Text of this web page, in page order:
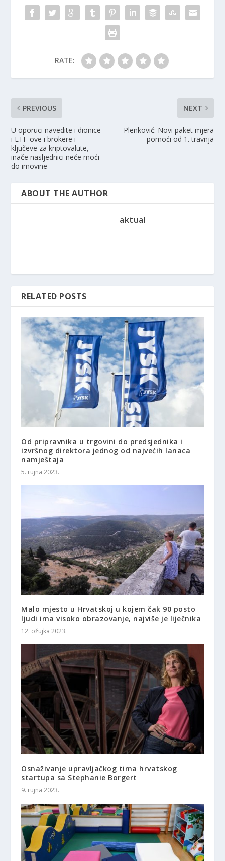
RATE:
PREVIOUS
U oporuci navedite i dionice
i ETF-ove i brokere i
ključeve za kriptovalute,
inače nasljednici neće moći
do imovine
NEXT
Plenković: Novi paket mjera
pomoći od 1. travnja
ABOUT THE AUTHOR
aktual
RELATED POSTS
Od pripravnika u trgovini do predsjednika i
izvršnog direktora jednog od najvećih lanaca
namještaja
5. rujna 2023.
Malo mjesto u Hrvatskoj u kojem čak 90 posto
ljudi ima visoko obrazovanje, najviše je liječnika
12. ožujka 2023.
Osnaživanje upravljačkog tima hrvatskog
startupa sa Stephanie Borgert
9. rujna 2023.